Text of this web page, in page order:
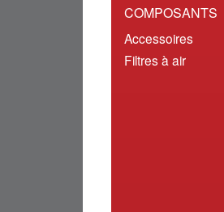
COMPOSANTS
Accessoires
Filtres à air